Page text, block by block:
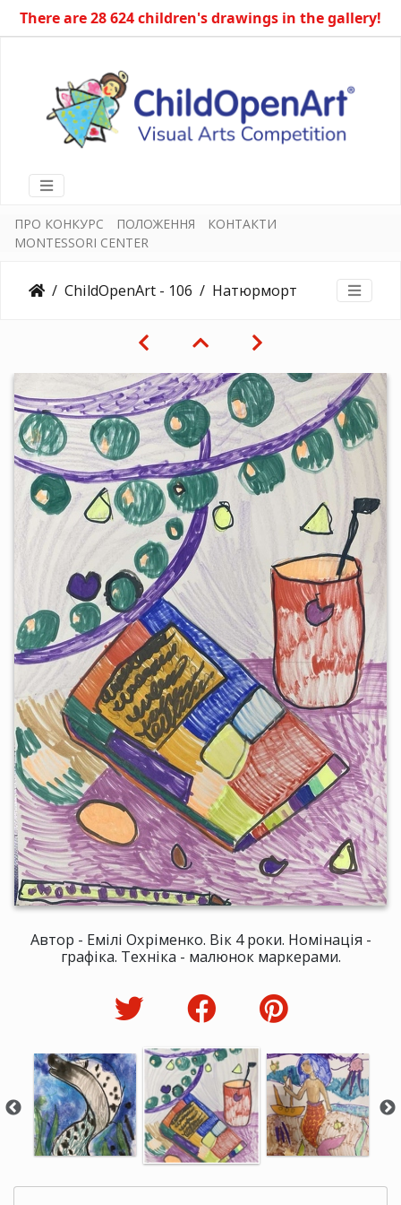
There are 28 624 children's drawings in the gallery!
ПРО КОНКУРС ПОЛОЖЕННЯ
КОНТАКТИ
MONTESSORI CENTER
ChildOpenArt - 106 Натюрморт
Автор - Емілі Охріменко. Вік 4 роки. Номінація -
графіка. Техніка - малюнок маркерами.